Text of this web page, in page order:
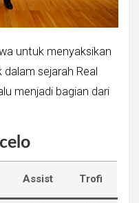
untuk menyaksikan
sejarah Real
menjadi bagian dari
Assist Trofi